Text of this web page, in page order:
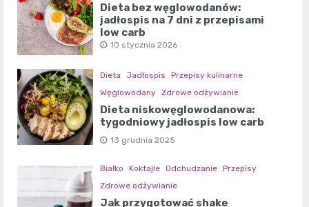
Dieta bez węglowodanów:
jadłospis na 7 dni z przepisami
low carb
10 stycznia 2026
Dieta Jadłospis
Przepisy kulinarne
Węglowodany Zdrowe odżywianie
Dieta niskowęglowodanowa:
tygodniowy jadłospis low carb
13 grudnia 2025
Białko Koktajle Odchudzanie Przepisy
Zdrowe odżywianie
Jak przygotować shake